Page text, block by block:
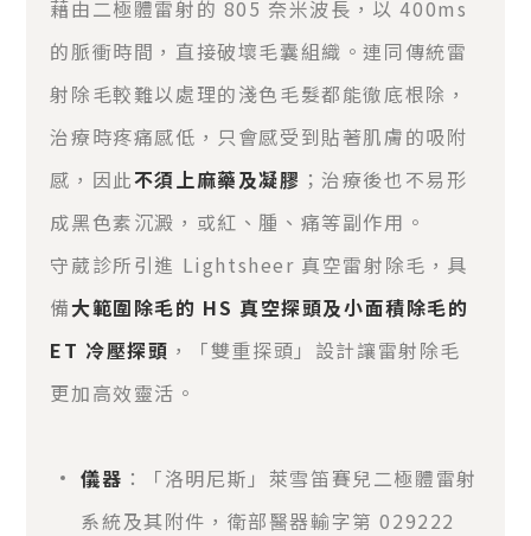
藉由二極體雷射的 805 奈米波長，以 400ms
的脈衝時間，直接破壞毛囊組織。連同傳統雷
射除毛較難以處理的淺色毛髮都能徹底根除，
治療時疼痛感低，只會感受到貼著肌膚的吸附
感，因此不須上麻藥及凝膠 ；治療後也不易形
成黑色素沉澱，或紅、腫、痛等副作用。
守葳診所引進 Lightsheer 真空雷射除毛，具
備大範圍除毛的 HS 真空探頭及小面積除毛的
ET 冷壓探頭 ，「雙重探頭」設計讓雷射除毛
更加高效靈活。
儀器 ：「洛明尼斯」萊雪笛賽兒二極體雷射
系統及其附件，衛部醫器輸字第 029222